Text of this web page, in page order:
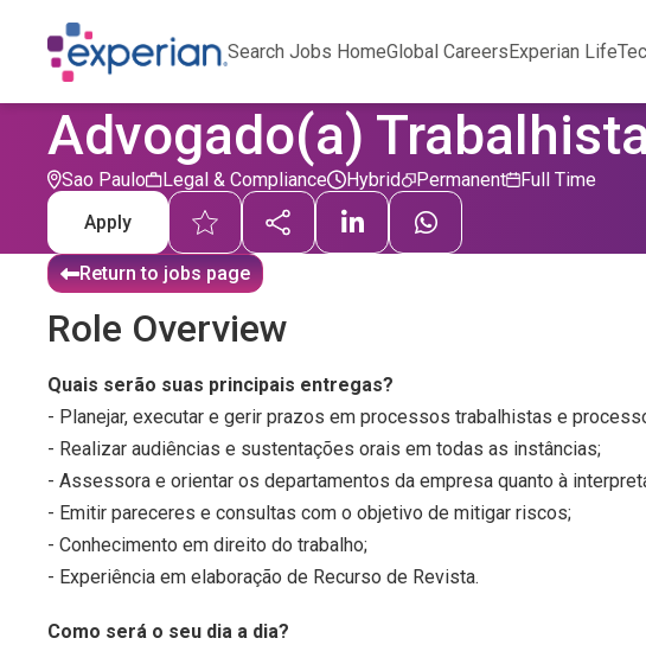
Search Jobs HomeGlobal CareersExperian Life
Advogado(a)
Sao Paulo Legal & Compliance Permanent
Hybrid
Full Time
Apply
Return to jobs page
Role Overview
Quais serão suas principais entregas?
- Planejar, executar e gerir prazos em processos trabalhistas e
- Realizar audiências e sustentações orais em todas as instâncias;
- Assessora e orientar os departamentos da empresa quanto à
- Emitir pareceres e consultas com o objetivo de mitigar riscos;
- Conhecimento em direito do trabalho;
- Experiência em elaboração de Recurso de Revista.
Como será o seu dia a dia?